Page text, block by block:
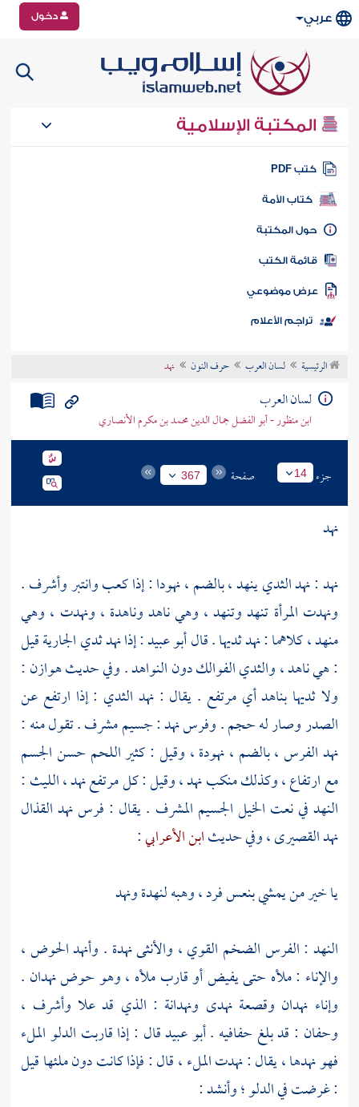
عربي دخول
المكتبة الإسلامية
كتب PDF
كتاب الأمة
المكتبة
الكتب
موضوعي
تراجم الأعلام
الرئيسية لسان العرب حرف النون نهد
لسان العرب
ابن منظور - أبو الفضل جمال الدين محمد بن مكرم الأنصاري
جزء 14 صفحة 367
نهد
نهد : نهد الثدي ينهد ، بالضم ، نهودا : إذا كعب وانتبر وأشرف .
ونهدت المرأة تنهد وتنهد ، وهي ناهد وناهدة ، ونهدت ، وهي
منهد ، كلاهما : نهد ثديها . قالأبو عبيد: إذا نهد ثدي الجارية قيل
: هي ناهد ، والثدي الفوالك دون النواهد . وفي حديثهوازن :
ولا ثديها بناهد أي مرتفع . يقال : نهد الثدي : إذا ارتفع عن
الصدر وصار له حجم . وفرس نهد : جسيم مشرف . تقول منه :
نهد الفرس ، بالضم ، نهودة ، وقيل : كثير اللحم حسن الجسم
مع ارتفاع ، وكذلك منكب نهد ، وقيل : كل مرتفع نهد ،الليث :
النهد في نعت الخيل الجسيم المشرف . يقال : فرس نهد القذال
نهد القصيرى ، وفي حديثابن الأعرابي:
يا خير من يمشي بنعس فرد ، وهبه لنهدة ونهد
النهد : الفرس الضخم القوي ، والأنثى نهدة . وأنهد الحوض ،
والإناء : ملأه حتى يفيض أو قارب ملأه ، وهو حوض نهدان .
وإناء نهدان وقصعة نهدى ونهدانة : الذي قد علا وأشرف ،
وحفان : قد بلغ حفافيه .أبو عبيدقال : إذا قاربت الدلو الملء
فهو نهدها ، يقال : نهدت الملء ، قال : فإذا كانت دون ملئها قيل
: غرضت في الدلو ؛ وأنشد :